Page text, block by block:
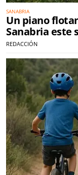
SANABRIA
Un piano
Sanabria este
REDACCIÓN